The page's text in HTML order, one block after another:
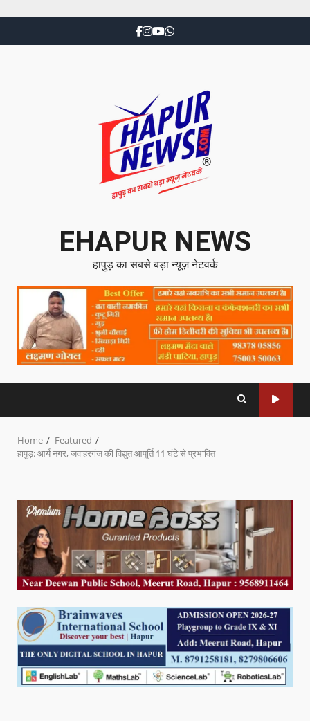
EHAPUR NEWS
हापुड़ का सबसे बड़ा न्यूज़ नेटवर्क
Home
Featured
हापुड़: आर्य नगर, जवाहरगंज की विद्युत आपूर्ति 11 घंटे से प्रभावित